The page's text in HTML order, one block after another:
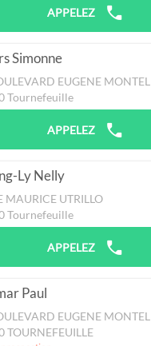
APPELEZ
Simonne
EUGENE MONTEL
Tournefeuille
APPELEZ
Ly Nelly
MAURICE UTRILLO
Tournefeuille
APPELEZ
Paul
EUGENE MONTEL
TOURNEFEUILLE